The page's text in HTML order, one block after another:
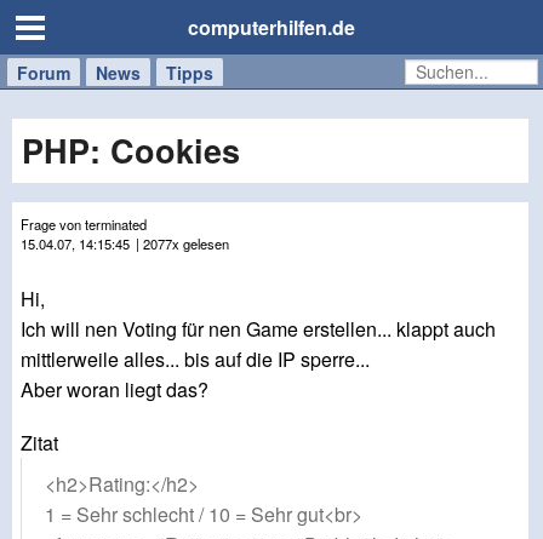
computerhilfen.de
Forum News Tipps
Handy
Tablet
Windows
Mac
PHP: Cookies
Frage von terminated
15.04.07, 14:15:45 | 2077x gelesen
Hi,
Ich will nen Voting für nen Game erstellen... klappt auch
mittlerweile alles... bis auf die IP sperre...
Aber woran liegt das?
Zitat
<h2>Rating:</h2>
1 = Sehr schlecht / 10 = Sehr gut<br>